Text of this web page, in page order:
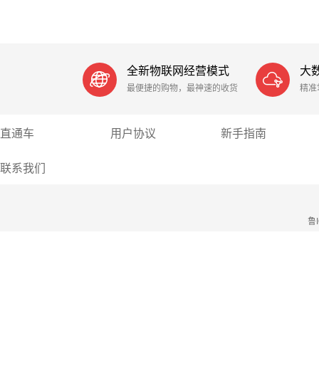
 全新物联网经营模式
最便捷的购物，最神速的收货  大
精准
直通车 用户协议 新手指南
联系我们
鲁